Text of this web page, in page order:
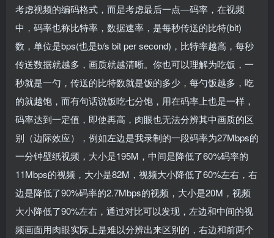
考虑视频的编码格式，而是考虑最后一点—码率，在视频
中，码率也称比特率，数据速率，是每秒传送的比特(bit)
数，单位是bps(也是b/s bit per second)，比特率越高，每秒
传送数据就越多，画质就越清晰。你也可以理解为吃饭，一
秒就是一勺，传送的比特数就是饭的多少，每勺饭越多，吃
的就越饱，而有句话说饭吃七分饱，用在码率上也是一样，
码率达到一定值，即使再高，肉眼也无法分辨其中画质的区
别（边际效应），例如左边是我录制的一段码率为27Mbps的
一分钟壁纸视频，大小是195M，中间是降低了60%码率的
11Mbps的视频，大小是82M，视频大小降低了60%左右，右
边是降低了90%码率的2.7Mbps的视频，大小是20M，视频
大小降低了90%左右，通过对比可以发现，左边和中间的视
频画面用肉眼实际上是难以分辨出来区别的，右边和前两个